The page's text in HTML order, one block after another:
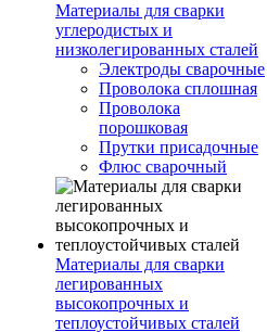
Материалы для сварки
углеродистых и
низколегированных сталей
Электроды сварочные
Проволока сплошная
Проволока
порошковая
Прутки присадочные
Флюс сварочный
Материалы для сварки
легированных
высокопрочных и
теплоустойчивых сталей